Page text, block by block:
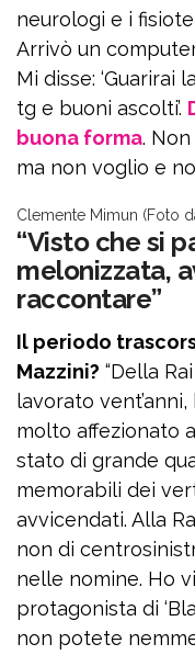
neurologi e i
Arrivò un
Mi disse: ‘Guarirai
tg e buoni ascolti’.
buona forma.
ma non voglio e
Clemente Mimun (Foto
“Visto che si
melonizzata,
raccontare”
Il periodo
Mazzini? “Della
lavorato
molto affezionato
stato di grande
memorabili dei
avvicendati. Alla
non di
nelle nomine. Ho
protagonista di
non potete